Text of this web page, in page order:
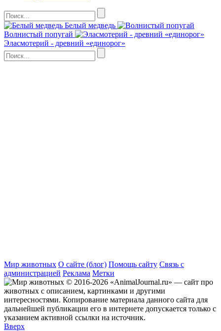
Белый медведь
Волнистый попугай
Эласмотерий - древний «единорог»
Мир животных О сайте (блог) Помощь сайту Связь с
администрацией Реклама Метки
© 2016-2026 «AnimalJournal.ru» — сайт про
животных с описанием, картинками и другими
интересностями. Копирование материала данного сайта для
дальнейшей публикации его в интернете допускается только с
указанием активной ссылки на источник.
Вверх